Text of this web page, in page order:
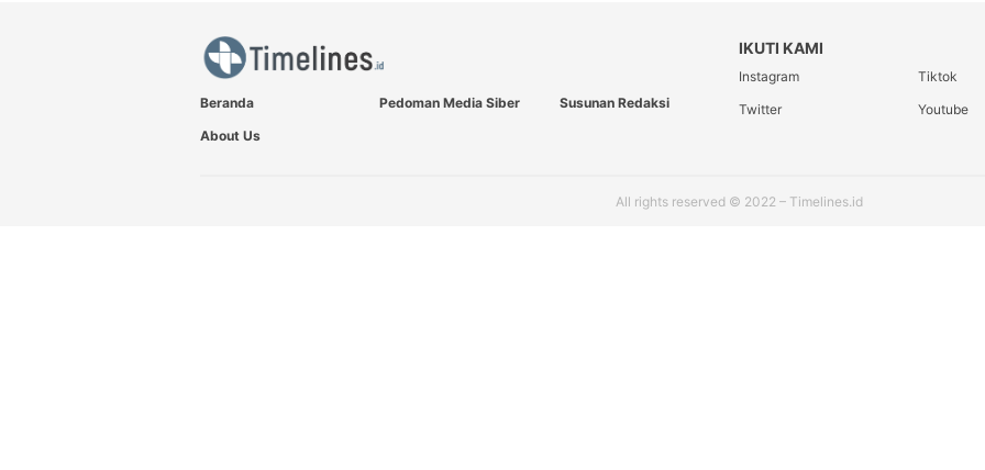
Beranda Pedoman Media Siber
Susunan Redaksi
About Us
IKUTI KAMI
Instagram Tiktok
Twitter
Youtube
All rights reserved © 2022 – Timelines.id